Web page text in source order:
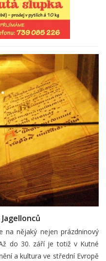
na nějaký nejen prázdninový
do 30. září je totiž v Kutné
a kultura ve střední Evropě